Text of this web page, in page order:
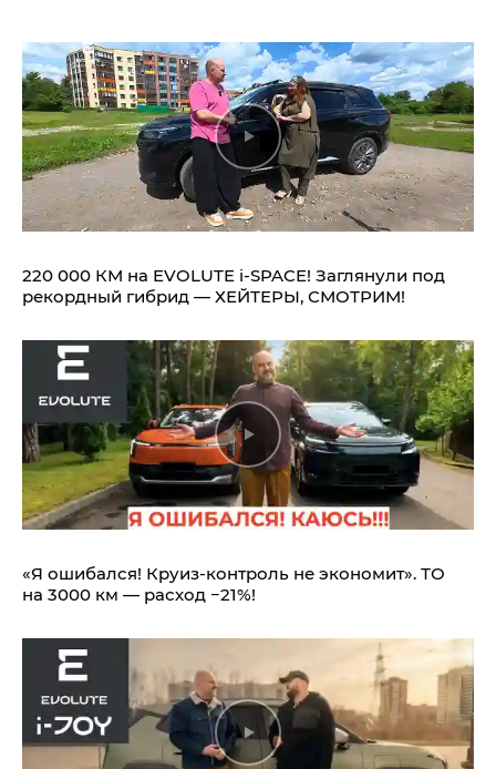
220 000 КМ на EVOLUTE i‑SPACE! Заглянули под
рекордный гибрид — ХЕЙТЕРЫ, СМОТРИМ!
«Я ошибался! Круиз-контроль не экономит». ТО
на 3000 км — расход −21%!